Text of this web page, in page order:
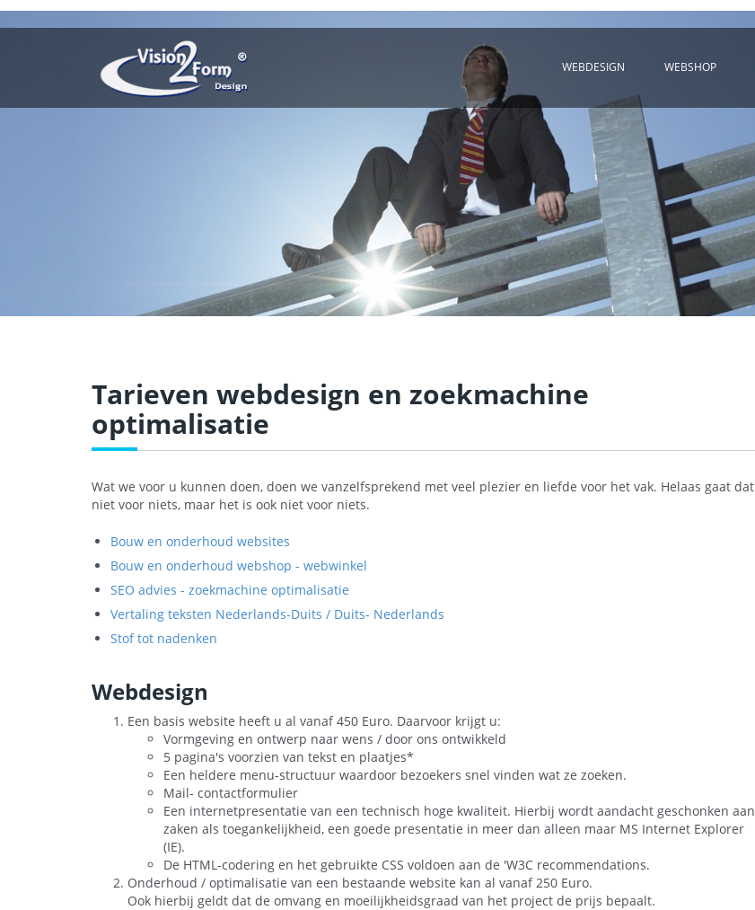
WEBDESIGN WEBSHOP
Tarieven webdesign en zoekmachine
optimalisatie
Wat we voor u kunnen doen, doen we vanzelfsprekend met veel plezier en liefde voor het vak. Helaas gaat dat
niet voor niets, maar het is ook niet voor niets.
Bouw en onderhoud websites
Bouw en onderhoud webshop - webwinkel
SEO advies - zoekmachine optimalisatie
Vertaling teksten Nederlands-Duits / Duits- Nederlands
Stof tot nadenken
Webdesign
Een basis website heeft u al vanaf450 Euro. Daarvoor krijgt u:
Vormgeving en ontwerp naar wens / door ons ontwikkeld
5 pagina's voorzien van tekst en plaatjes*
Een heldere menu-structuur waardoor bezoekers snel vinden wat ze zoeken.
Mail- contactformulier
Een internetpresentatie van een technisch hoge kwaliteit. Hierbij wordt aandacht geschonken aan
zaken als toegankelijkheid, een goede presentatie in meer dan alleen maar MS Internet Explorer
(IE).
De HTML-codering en het gebruikte CSS voldoen aan de 'W3C recommendations.
Onderhoud / optimalisatie van een bestaande website kan al vanaf250 Euro.
Ook hierbij geldt dat de omvang en moeilijkheidsgraad van het project de prijs bepaalt.